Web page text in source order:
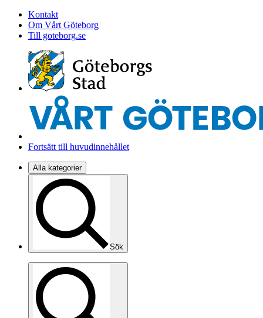
Kontakt
Om Vårt Göteborg
Till goteborg.se
Fortsätt till huvudinnehållet
Alla kategorier
Sök